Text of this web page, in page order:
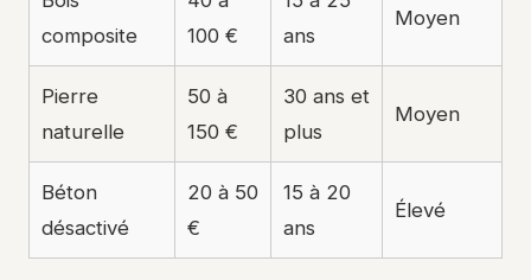
composite
100 €
ans
Moyen
Pierre
naturelle
50 à
150 €
30 ans et
plus
Moyen
Béton
désactivé
20 à 50
€
15 à 20
ans
Élevé